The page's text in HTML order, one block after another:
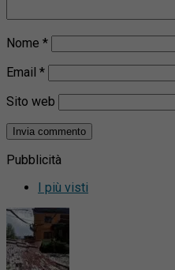
Nome *
Email *
Sito web
Pubblicità
I più visti